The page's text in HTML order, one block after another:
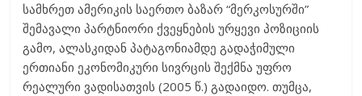
სამხრეთ ამერიკის საერთო ბაზარ “მერკოსურში”
შემავალი პარტნიორი ქვეყნების ურყევი პოზიციის
გამო, ალასკიდან პატაგონიამდე გადაჭიმული
ერთიანი ეკონომიკური სივრცის შექმნა უფრო
რეალური ვადისათვის (2005 წ.) გადაიდო. თუმცა,